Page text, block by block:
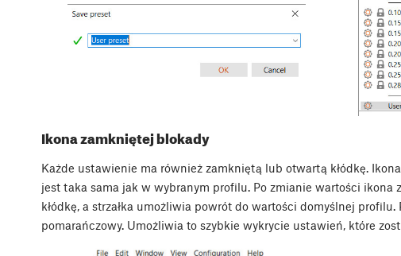
Ikona zamkniętej blokady
Każde ustawienie ma również zamkniętą lub otwartą kłódkę.
jest taka sama jak w wybranym profilu. Po zmianie wartości ikona
kłódkę, a strzałka umożliwia powrót do wartości domyślnej
pomarańczowy. Umożliwia to szybkie wykrycie ustawień, które